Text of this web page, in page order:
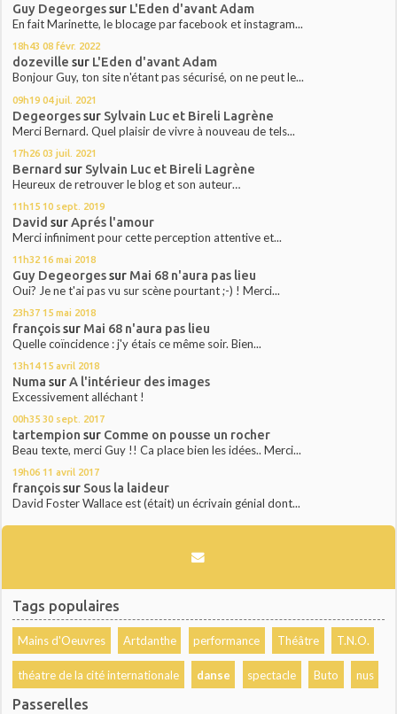
Guy Degeorgessur L'Eden d'avant Adam
En fait Marinette, le blocage par facebook et instagram...
18h43 08 févr. 2022
dozeville sur L'Eden d'avant Adam
Bonjour Guy, ton site n'étant pas sécurisé, on ne peut le...
09h19 04 juil. 2021
Degeorgessur Sylvain Luc et Bireli Lagrène
Merci Bernard. Quel plaisir de vivre à nouveau de tels...
17h26 03 juil. 2021
Bernard sur Sylvain Luc et Bireli Lagrène
Heureux de retrouver le blog et son auteur…
11h15 10 sept. 2019
David surAprés l'amour
Merci infiniment pour cette perception attentive et...
11h32 16 mai 2018
Guy Degeorgessur Mai 68 n'aura pas lieu
Oui? Je ne t'ai pas vu sur scène pourtant ;-) ! Merci...
23h37 15 mai 2018
françoissur Mai 68 n'aura pas lieu
Quelle coïncidence : j'y étais ce même soir. Bien...
13h14 15 avril 2018
Numa surA l'intérieur des images
Excessivement alléchant !
00h35 30 sept. 2017
tartempion sur Comme on pousse un rocher
Beau texte, merci Guy !! Ca place bien les idées.. Merci...
19h06 11 avril 2017
françoissur Sous la laideur
David Foster Wallace est (était) un écrivain génial dont...
Tags populaires
Mains d'Oeuvres Artdanthe performance Théâtre T.N.O.
théatre de la cité internationale danse spectacle Buto nus
Passerelles